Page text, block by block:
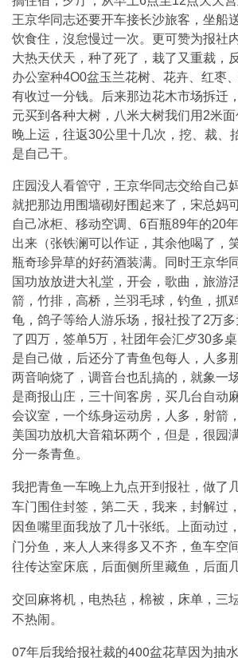
王京华同志还要开车接长沙旅客，坐船
饮食住，沒怠慢过一次。更可赞为报社
大热天伏天，种了死了，栽了又重裁，
办公室种4O0盆玉兰花树、花卉、红枣
有收过一分钱。后来那边花木市场拆迁
元买到各种大树，八米大树我们用2米面
晚上运，往返30公里十几次，挖、裁、
是自己干。
庄园没人看管守，王京华同志交给自己
就把那边用围墙砌好围起来了，宋总妈
自己冰柜、移动空调、6百瓶89年的20
出来（张铁澜可以作证，其余他喝了，
瓶奇珍异草的好药酒装满。同时王京华
国功放放进大礼堂，开会，歌曲，旅游
箭，竹排，高桥，兰羽毛球，钓鱼，抓
龟，鸽子等给人游乐场，报社投了2万
了四万，签单5万，社团年会汇歺30多
是自己做，后还分了青鱼包每人，人多
两音响烧了，调音台也乱搞的，就象一
是商报山庄，三十间客房，买几台自动
会议室，一个练身运动房，人多，射箭
美国功放机大音箱坏两个，但是，很园
分一条青鱼。
我把青鱼一车晚上九点开到报社，做了
车门围住封签，第二天，我来，封解过
因鱼嘴里面我放了几十张纸。上面动过
门分鱼，来人人来得多又不齐，鱼车空
往传达室床底，后面侧所里藏鱼，后面
交回麻将机，电热毡，棉被，床单，三
不热闹。
07年后我给报社裁的400盆花草因为抽